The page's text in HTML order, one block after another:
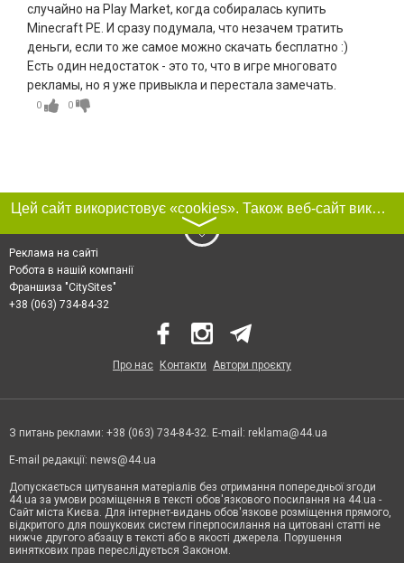
случайно на Play Market, когда собиралась купить
Minecraft PE. И сразу подумала, что незачем тратить
деньги, если то же самое можно скачать бесплатно :)
Есть один недостаток - это то, что в игре многовато
рекламы, но я уже привыкла и перестала замечать.
0 0
Цей сайт використовує «cookies». Також веб-сайт використовує інтернет-сервіс для збору технічних даних стосовно відвідувачів з метою отримання маркетингової та статистичної інформації. Умови обробки даних відвідувачів сайту див.
〉
Реклама на сайті
Робота в нашій компанії
Франшиза "CitySites"
+38 (063) 734-84-32
Про нас Контакти Автори проєкту
З питань реклами: +38 (063) 734-84-32. E-mail: reklama@44.ua
E-mail редакції: news@44.ua
Допускається цитування матеріалів без отримання попередньої згоди
44.ua за умови розміщення в тексті обов'язкового посилання на 44.ua -
Сайт міста Києва. Для інтернет-видань обов'язкове розміщення прямого,
відкритого для пошукових систем гіперпосилання на цитовані статті не
нижче другого абзацу в тексті або в якості джерела. Порушення
виняткових прав переслідується Законом.